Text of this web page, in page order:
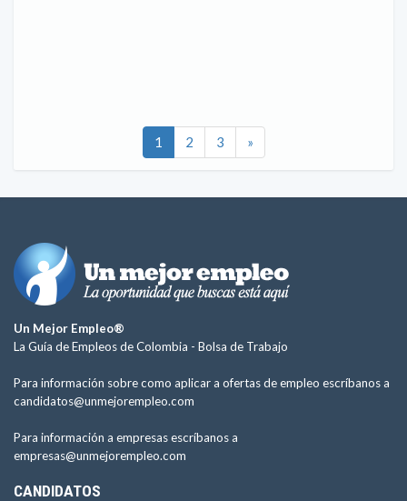
1 2 3 »
Un Mejor Empleo®
La Guía de Empleos de Colombia - Bolsa de Trabajo
Para información sobre como aplicar a ofertas de empleo escríbanos a
candidatos@unmejorempleo.com
Para información a empresas escríbanos a
empresas@unmejorempleo.com
CANDIDATOS